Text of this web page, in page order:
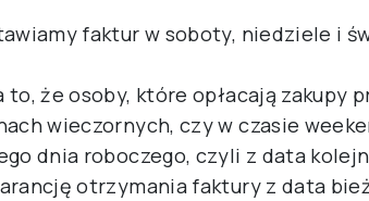
faktur w soboty, niedziele i
to, że osoby, które opłacają zakupy
wieczornych, czy w czasie
dnia roboczego, czyli z data
otrzymania faktury z data